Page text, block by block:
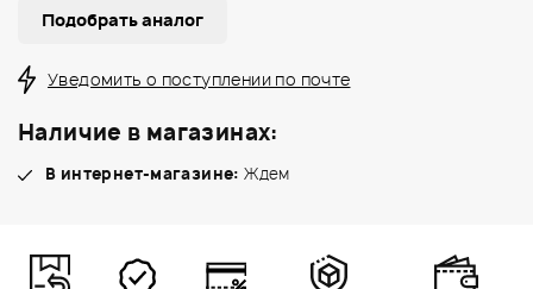
Подобрать аналог
Уведомить о поступлении по почте
Наличие в магазинах:
В интернет-магазине: Ждем